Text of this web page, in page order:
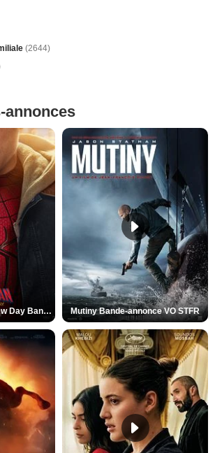
(2644)
annonces
Spider-Man: Brand New Day Bande-annonce VO STFR Mutiny Bande-annonce VO STFR